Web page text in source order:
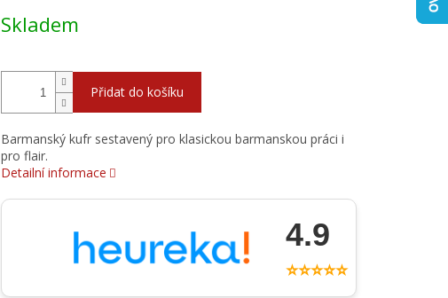
cena:
Skladem
Přidat do košíku
Barmanský kufr sestavený pro klasickou barmanskou práci i
pro flair.
Detailní informace
4.9
⭐⭐⭐⭐⭐